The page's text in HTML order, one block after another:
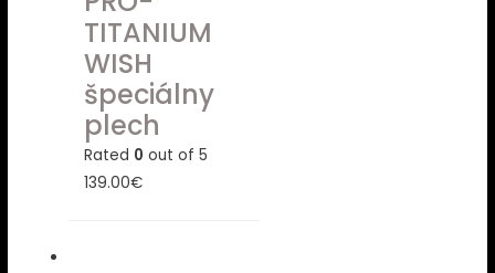
TITANIUM
WISH
špeciálny
plech
Rated 0 out of 5
139.00€